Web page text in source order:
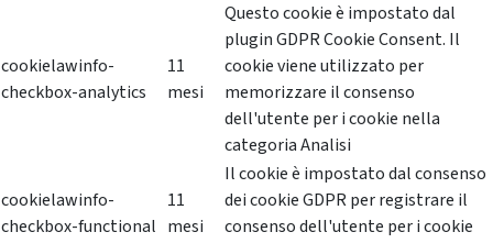
cookielawinfo-
checkbox-analytics
11
mesi
Questo cookie è impostato dal
plugin GDPR Cookie Consent. Il
cookie viene utilizzato per
memorizzare il consenso
dell'utente per i cookie nella
categoria Analisi
cookielawinfo-
checkbox-functional
11
mesi
Il cookie è impostato dal consenso
dei cookie GDPR per registrare il
consenso dell'utente per i cookie